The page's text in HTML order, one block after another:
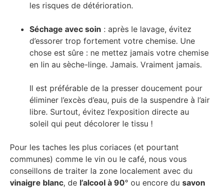
les risques de détérioration.
Séchage avec soin : après le lavage, évitez
d’essorer trop fortement votre chemise. Une
chose est sûre : ne mettez jamais votre chemise
en lin au sèche-linge. Jamais. Vraiment jamais.
Il est préférable de la presser doucement pour
éliminer l’excès d’eau, puis de la suspendre à l’air
libre. Surtout, évitez l’exposition directe au
soleil qui peut décolorer le tissu !
Pour les taches les plus coriaces (et pourtant
communes) comme le vin ou le café, nous vous
conseillons de traiter la zone localement avec du
vinaigre blanc, de l’alcool à 90° ou encore du savon